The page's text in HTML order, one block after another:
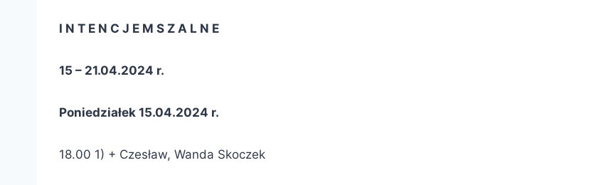
I N T E N C J E M S Z A L N E
15 – 21.04.2024 r.
Poniedziałek 15.04.2024 r.
18.00 1) + Czesław, Wanda Skoczek